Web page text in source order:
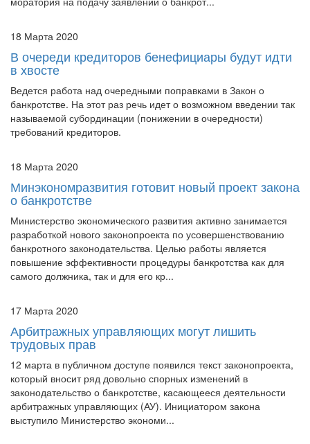
В очереди кредиторов бенефициары будут идти
в хвосте
Ведется работа над очередными поправками в Закон о
банкротстве. На этот раз речь идет о возможном введении так
называемой субординации (понижении в очередности)
Минэкономразвития готовит новый проект закона
о банкротстве
Министерство экономического развития активно занимается
разработкой нового законопроекта по усовершенствованию
банкротного законодательства. Целью работы является
повышение эффективности процедуры банкротства как для
17 Марта 2020
Арбитражных управляющих могут лишить
трудовых прав
12 марта в публичном доступе появился текст законопроекта,
который вносит ряд довольно спорных изменений в
законодательство о банкротстве, касающееся деятельности
арбитражных управляющих (АУ). Инициатором закона